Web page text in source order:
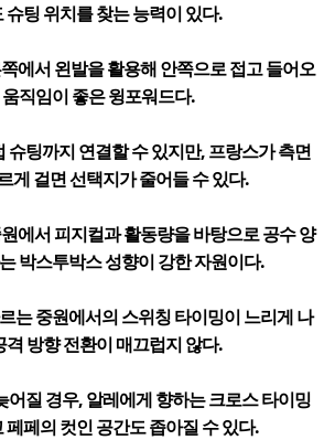
슈팅 위치를 찾는 능력이 있다.
에서 왼발을 활용해 안쪽으로 접고 들어오
직임이 좋은 윙포워드다.
슈팅까지 연결할 수 있지만, 프랑스가 측면
게 걸면 선택지가 줄어들 수 있다.
에서 피지컬과 활동량을 바탕으로 공수 양
박스투박스 성향이 강한 자원이다.
는 중원에서의 스위칭 타이밍이 느리게 나
격 방향 전환이 매끄럽지 않다.
어질 경우, 알레에게 향하는 크로스 타이밍
페페의 컷인 공간도 좁아질 수 있다.